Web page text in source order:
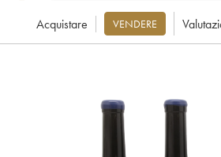
Acquistare VENDERE